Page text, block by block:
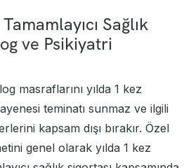
Sağlık
ve Psikiyatri
masraflarını yılda 1 kez
teminatı sunmaz ve ilgili
kapsam dışı bırakır. Özel
genel olarak yılda 1 kez